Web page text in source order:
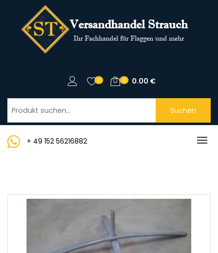
Versandhandel Strauch
Ihr Fachhandel für Flaggen und mehr
0 0 0.00 €
Suchen
+ 49 152 56216882